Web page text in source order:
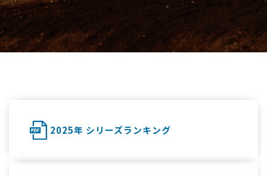
2025年 シリーズランキング